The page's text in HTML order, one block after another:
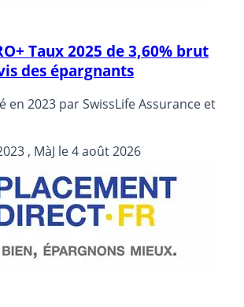
Taux 2025 de 3,60% brut
des épargnants
en 2023 par SwissLife Assurance et
, MàJ le4 août 2026